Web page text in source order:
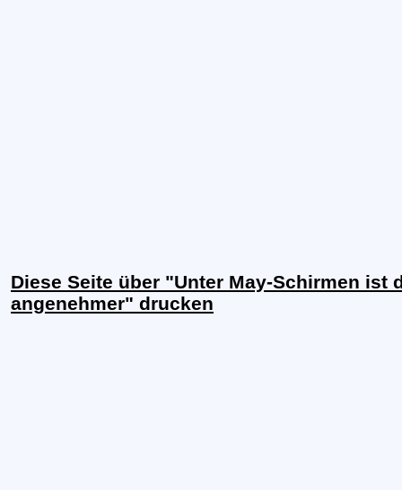
Diese Seite über "Unter May-Schirmen ist
angenehmer" drucken